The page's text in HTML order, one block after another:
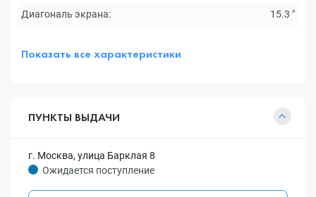
Диагональ экрана: 15.3 "
Показать все характеристики
ПУНКТЫ ВЫДАЧИ
г. Москва, улица Барклая 8
Ожидается поступление